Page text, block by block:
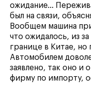
ожидание…
был на связи,
Вообщем машина
что ожидалось, из
границе в Китае, но
Автомобилем
заявлено, так оно и
фирму по импорту,